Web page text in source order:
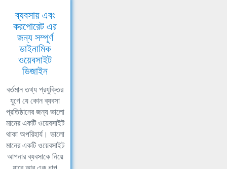
ব্যবসায় এবং
করপোরেট এর
জন্য সম্পূর্ণ
ডাইনামিক
ওয়েবসাইট
ডিজাইন
বর্তমান তথ্য প্রযুক্তির
যুগে যে কোন ব্যবসা
প্রতিষ্ঠানের জন্য ভালো
মানের একটি ওয়েবসাইট
থাকা অপরিহার্য। ভালো
মানের একটি ওয়েবসাইট
আপনার ব্যবসাকে নিয়ে